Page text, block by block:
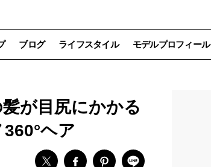
ブログ ライフスタイル モデルプロフィール
が目尻にかかる
ヘア